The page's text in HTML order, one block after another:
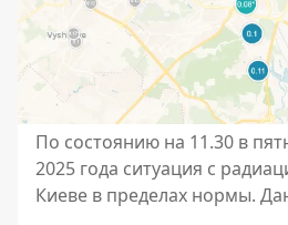
По состоянию на 11.30 в
2025 года ситуация с
Киеве в пределах нормы.